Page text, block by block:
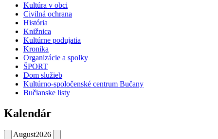
Kultúra v obci
Civilná ochrana
História
Knižnica
Kultúrne podujatia
Kronika
Organizácie a spolky
ŠPORT
Dom služieb
Kultúrno-spoločenské centrum Bučany
Bučianske listy
Kalendár
August2026